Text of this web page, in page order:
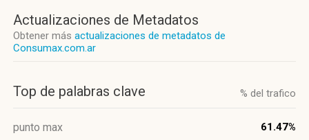
Actualizaciones de Metadatos
Obtener más actualizaciones de metadatos de
Consumax.com.ar
Top de palabras clave % del trafico
punto max 61.47%